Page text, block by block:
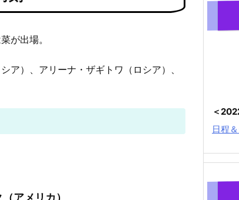
が出場。
ア）、アリーナ・ザギトワ（ロシア）、
アメリカ）
＜
日程